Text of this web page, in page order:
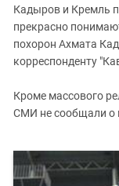
Кадыров и Кремль
прекрасно
похорон Ахмата
корреспонденту
Кроме массового
СМИ не сообщали о